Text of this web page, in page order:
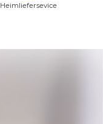
Heimliefersevice